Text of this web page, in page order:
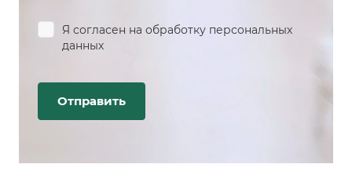
Я согласен на обработку персональных
данных